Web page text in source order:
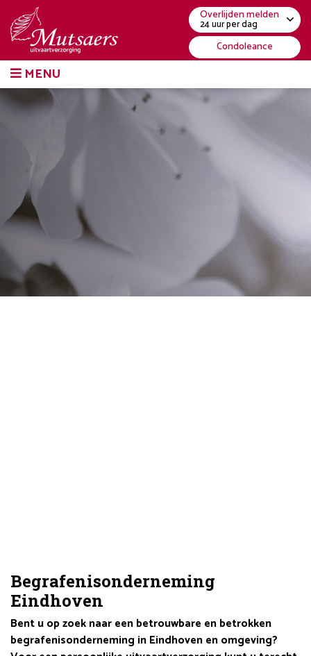
Overlijden melden
24 uur per dag
Condoleance
MENU
Begrafenisonderneming
Eindhoven
Bent u op zoek naar een betrouwbare en betrokken
begrafenisonderneming in Eindhoven en omgeving?